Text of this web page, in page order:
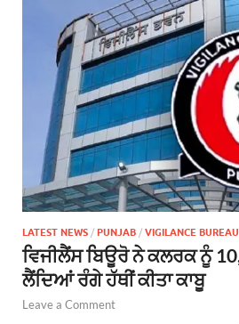
LATEST NEWS / PUNJAB / VIGILANCE BUREAU
ਵਿਜੀਲੈਂਸ ਬਿਊਰੋ ਨੇ ਕਲਰਕ ਨੂੰ
ਲੈਂਦਿਆਂ ਰੰਗੇ ਹੱਥੀਂ ਕੀਤਾ ਕਾਬੂ
Leave a Comment